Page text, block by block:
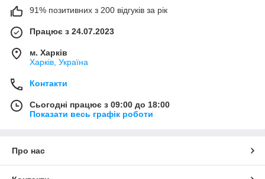
91% позитивних з 200 відгуків за рік
Працює з 24.07.2023
м. Харків
Харків, Україна
Контакти
Сьогодні працює з 09:00 до 18:00
Показати весь графік роботи
Про нас